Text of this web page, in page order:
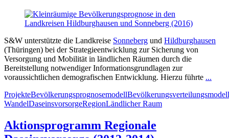
S&W unterstützte die Landkreise Sonneberg und Hildburghausen
(Thüringen) bei der Strategieentwicklung zur Sicherung von
Versorgung und Mobilität in ländlichen Räumen durch die
Bereitstellung notwendiger Informationsgrundlagen zur
voraussichtlichen demografischen Entwicklung. Hierzu führte ...
ProjekteBevölkerungsprognosemodellBevölkerungsverteilungsmodell
WandelDaseinsvorsorgeRegionLändlicher Raum
Aktionsprogramm Regionale